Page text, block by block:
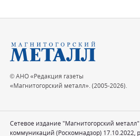
© АНО «Редакция газеты
«Магнитогорский металл». (2005-2026).
Сетевое издание "Магнитогорский
коммуникаций (Роскомнадзор)